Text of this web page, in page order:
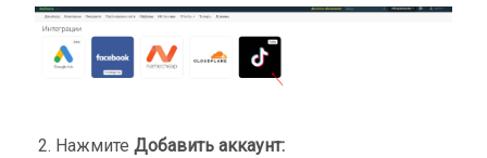
НажмитеДобавить аккаунт: